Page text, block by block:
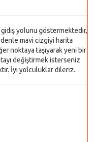
yolunu göstermektedir,
mavi cizgiyi harita
noktaya taşıyarak yeni bir
değiştirmek isterseniz
İyi yolculuklar dileriz.